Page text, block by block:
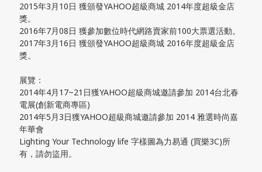
2015年3月10日 獲頒發YAHOO超級商城 2014年度超級金店
獎。
2016年7月08日 獲參加數位時代網路賣家前100大票選活動。
2017年3月16日 獲頒發YAHOO超級商城 2016年度超級金店
獎。
展覽：
2014年4月17~21日獲YAHOO超級商城邀請參加 2014台北春
電展(創新電商專區)
2014年5月3日獲YAHOO超級商城邀請參加 2014 雅選時尚嘉
年華會
Lighting Your Technology life 字樣圖為力易通 (買樂3C)所
有，請勿盜用。